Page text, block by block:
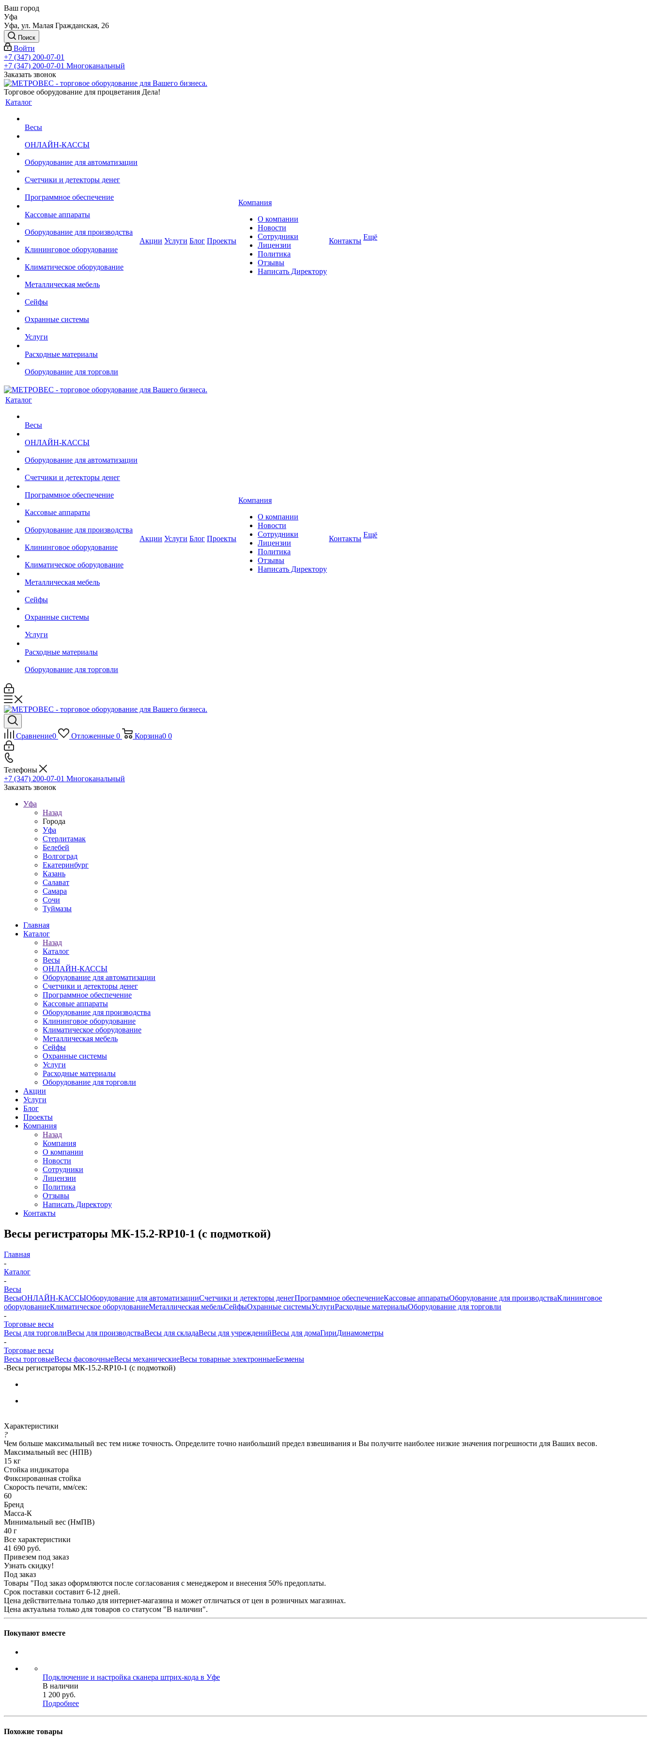
Ваш город
Уфа
Уфа, ул. Малая Гражданская, 26
Поиск
Войти
+7 (347) 200-07-01
+7 (347) 200-07-01 Многоканальный
Заказать звонок
Торговое оборудование для процветания Дела!
Каталог
Весы
ОНЛАЙН-КАССЫ
Оборудование для автоматизации
Счетчики и детекторы денег
Программное обеспечение
Кассовые аппараты
Оборудование для производства
Клининговое оборудование
Климатическое оборудование
Металлическая мебель
Сейфы
Охранные системы
Услуги
Расходные материалы
Оборудование для торговли
Акции Услуги Блог Проекты
Компания
О компании
Новости
Сотрудники
Лицензии
Политика
Отзывы
Написать Директору
Контакты Ещё
Каталог
Весы
ОНЛАЙН-КАССЫ
Оборудование для автоматизации
Счетчики и детекторы денег
Программное обеспечение
Кассовые аппараты
Оборудование для производства
Клининговое оборудование
Климатическое оборудование
Металлическая мебель
Сейфы
Охранные системы
Услуги
Расходные материалы
Оборудование для торговли
Акции Услуги Блог Проекты
Компания
О компании
Новости
Сотрудники
Лицензии
Политика
Отзывы
Написать Директору
Контакты Ещё
Сравнение0 Отложенные 0 Корзина0 0
Телефоны
+7 (347) 200-07-01 Многоканальный
Заказать звонок
Уфа
Назад
Города
Уфа
Стерлитамак
Белебей
Волгоград
Екатеринбург
Казань
Салават
Самара
Сочи
Туймазы
Главная
Каталог
Назад
Каталог
Весы
ОНЛАЙН-КАССЫ
Оборудование для автоматизации
Счетчики и детекторы денег
Программное обеспечение
Кассовые аппараты
Оборудование для производства
Клининговое оборудование
Климатическое оборудование
Металлическая мебель
Сейфы
Охранные системы
Услуги
Расходные материалы
Оборудование для торговли
Акции
Услуги
Блог
Проекты
Компания
Назад
Компания
О компании
Новости
Сотрудники
Лицензии
Политика
Отзывы
Написать Директору
Контакты
Весы регистраторы МК-15.2-RP10-1 (с подмоткой)
Главная
-
Каталог
-
Весы
ВесыОНЛАЙН-КАССЫОборудование для автоматизацииСчетчики и детекторы денегПрограммное обеспечениеКассовые аппаратыОборудование для производстваКлининговое
оборудованиеКлиматическое оборудованиеМеталлическая мебельСейфыОхранные системыУслугиРасходные материалыОборудование для торговли
-
Торговые весы
Весы для торговлиВесы для производстваВесы для складаВесы для учрежденийВесы для домаГириДинамометры
-
Торговые весы
Весы торговыеВесы фасовочныеВесы механическиеВесы товарные электронныеБезмены
-Весы регистраторы МК-15.2-RP10-1 (с подмоткой)
Характеристики
?
Чем больше максимальный вес тем ниже точность. Определите точно наибольший предел взвешивания и Вы получите наиболее низкие значения погрешности для Ваших весов.
Максимальный вес (НПВ)
15 кг
Стойка индикатора
Фиксированная стойка
Скорость печати, мм/сек:
60
Бренд
Масса-К
Минимальный вес (НмПВ)
40 г
Все характеристики
41 690 руб.
Привезем под заказ
Узнать скидку!
Под заказ
Товары "Под заказ оформляются после согласования с менеджером и внесения 50% предоплаты.
Срок поставки составит 6-12 дней.
Цена действительна только для интернет-магазина и может отличаться от цен в розничных магазинах.
Цена актуальна только для товаров со статусом "В наличии".
Покупают вместе
Подключение и настройка сканера штрих-кода в Уфе
В наличии
1 200 руб.
Подробнее
Похожие товары